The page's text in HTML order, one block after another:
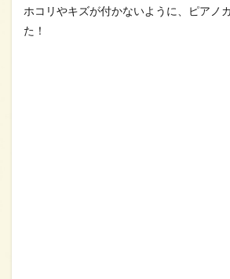
ホコリやキズが付かないように、ピアノ
た！